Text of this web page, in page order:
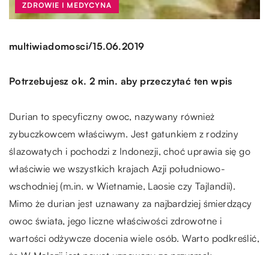
ZDROWIE I MEDYCYNA
multiwiadomosci/15.06.2019
Potrzebujesz ok. 2 min. aby przeczytać ten wpis
Durian to specyficzny owoc, nazywany również
zybuczkowcem właściwym. Jest gatunkiem z rodziny
ślazowatych i pochodzi z Indonezji, choć uprawia się go
właściwie we wszystkich krajach Azji południowo-
wschodniej (m.in. w Wietnamie, Laosie czy Tajlandii).
Mimo że durian jest uznawany za najbardziej śmierdzący
owoc świata, jego liczne właściwości zdrowotne i
wartości odżywcze docenia wiele osób. Warto podkreślić,